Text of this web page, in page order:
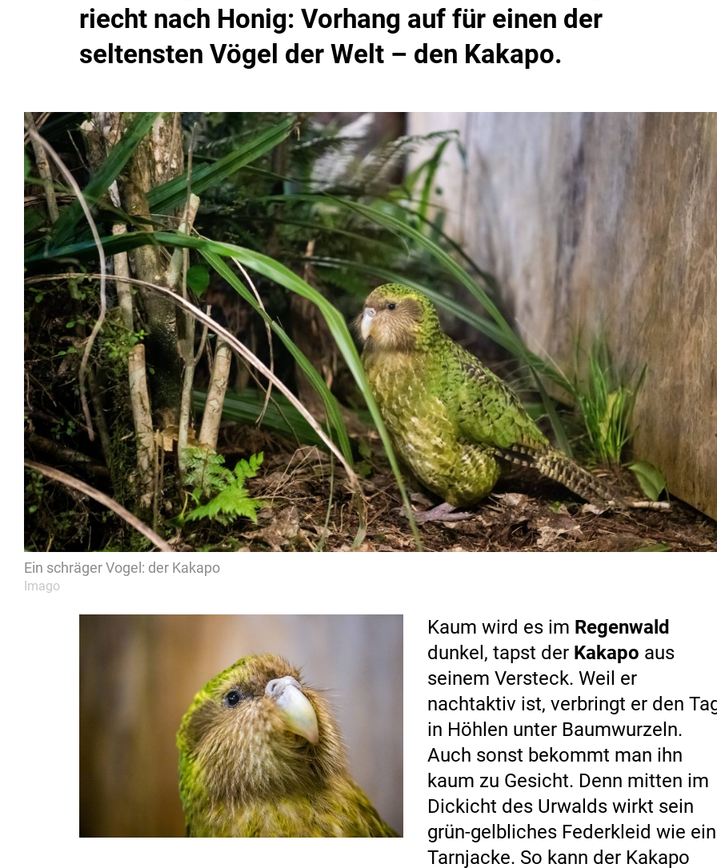
riecht nach Honig: Vorhang auf für einen der
seltensten Vögel der Welt – den Kakapo.
Ein schräger Vogel: der Kakapo
Imago
Kaum wird es im Regenwald
dunkel, tapst der Kakapo aus
seinem Versteck. Weil er
nachtaktiv ist, verbringt er den
in Höhlen unter Baumwurzeln.
Auch sonst bekommt man ihn
kaum zu Gesicht. Denn mitten im
Dickicht des Urwalds wirkt sein
grün-gelbliches Federkleid wie
Tarnjacke. So kann der Kakapo